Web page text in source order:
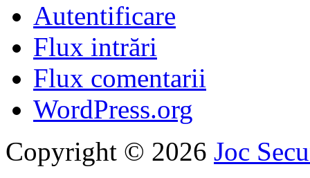
Autentificare
Flux intrări
Flux comentarii
WordPress.org
Copyright © 2026 Joc